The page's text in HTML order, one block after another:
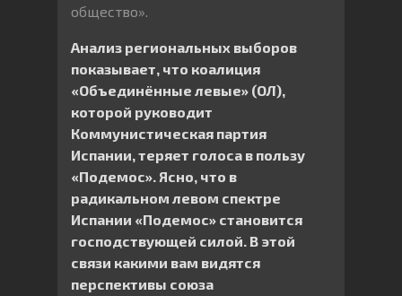
общество».
Анализ региональных выборов
показывает, что коалиция
«Объединённые левые» (ОЛ),
которой руководит
Коммунистическая партия
Испании, теряет голоса в пользу
«Подемос». Ясно, что в
радикальном левом спектре
Испании «Подемос» становится
господствующей силой. В этой
связи какими вам видятся
перспективы союза